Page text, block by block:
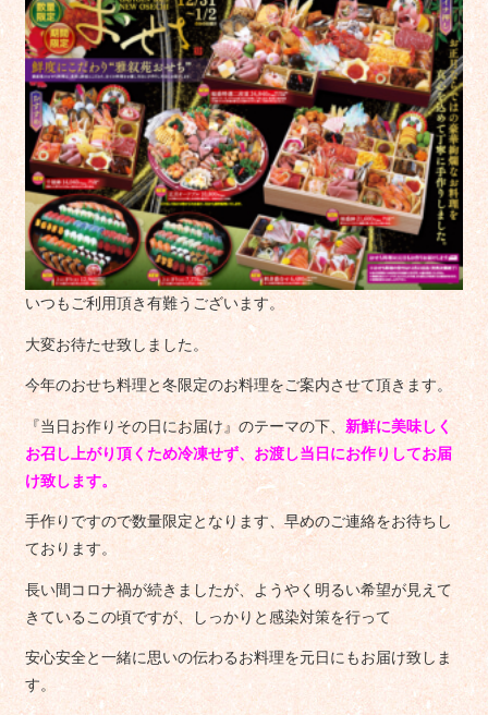
いつもご利用頂き有難うございます。
大変お待たせ致しました。
今年のおせち料理と冬限定のお料理をご案内させて頂きます。
『当日お作りその日にお届け』のテーマの下、新鮮に美味しく
お召し上がり頂くため冷凍せず、お渡し当日にお作りしてお届
け致します。
手作りですので数量限定となります、早めのご連絡をお待ちし
ております。
長い間コロナ禍が続きましたが、ようやく明るい希望が見えて
きているこの頃ですが、しっかりと感染対策を行って
安心安全と一緒に思いの伝わるお料理を元日にもお届け致しま
す。